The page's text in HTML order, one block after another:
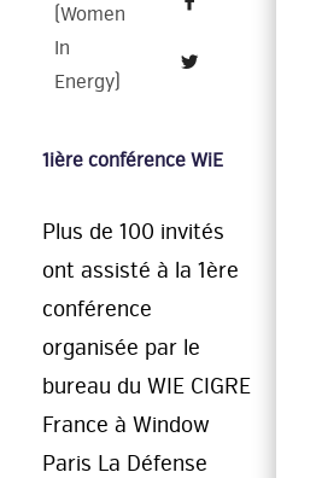
(Women
In
Energy)
1ière conférence WiE
Plus de 100 invités
ont assisté à la 1ère
conférence
organisée par le
bureau du WIE CIGRE
France à Window
Paris La Défense